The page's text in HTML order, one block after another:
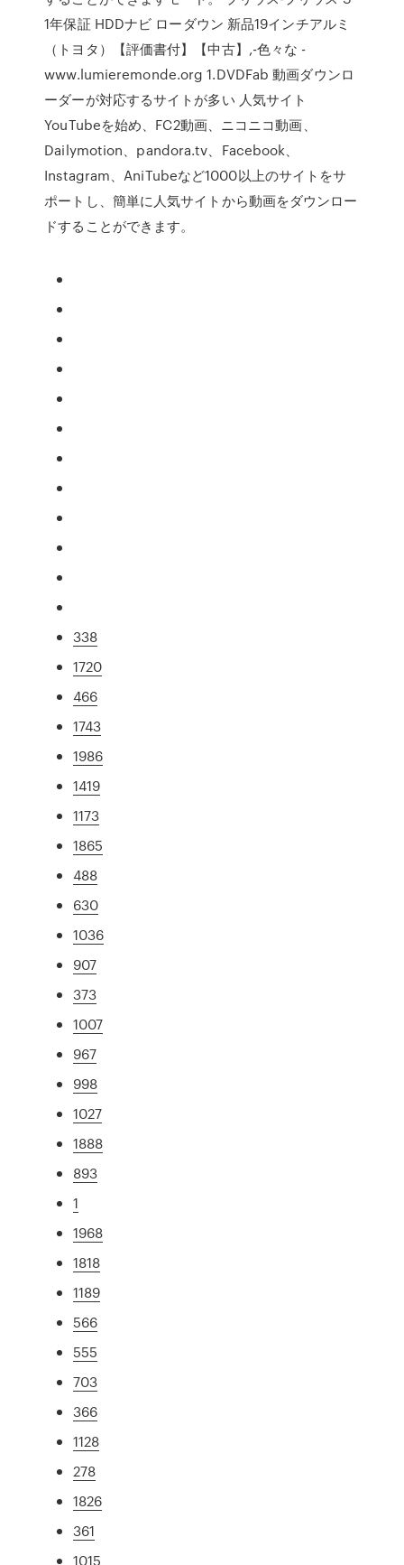
1年保証 HDDナビ ローダウン 新品19インチアルミ
（トヨタ）【評価書付】【中古】,-色々な -
www.lumieremonde.org 1.DVDFab 動画ダウンロ
ーダーが対応するサイトが多い 人気サイト
YouTubeを始め、FC2動画、ニコニコ動画、
Dailymotion、pandora.tv、Facebook、
Instagram、AniTubeなど1000以上のサイトをサ
ポートし、簡単に人気サイトから動画をダウンロー
ドすることができます。
338
1720
466
1743
1986
1419
1173
1865
488
630
1036
907
373
1007
967
998
1027
1888
893
1
1968
1818
1189
566
555
703
366
1128
278
1826
361
1015